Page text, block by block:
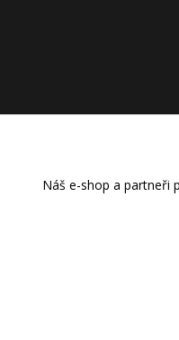
Náš e-shop a partneři